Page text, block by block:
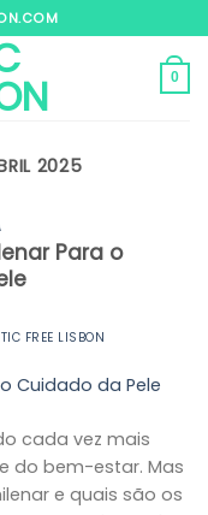
0
2025
Para o
FREE LISBON
cada vez mais
do bem-estar. Mas
e quais são os